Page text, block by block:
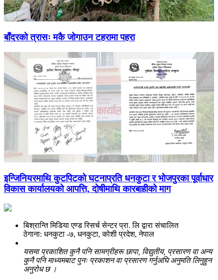
बाँदरको त्रासः मकै जोगाउन टहरामा पहरा
इन्जिनियरमाथि कुटपिटको घटनाप्रति धनकुटा र भोजपुरका पूर्वाधार
विकास कार्यालयको आपत्ति, दोषीमाथि कारबाहीको माग
बिश्रान्ति मिडिया एण्ड रिसर्च सेन्टर प्रा. लि द्वारा संचालित
ठेगाना: धनकुटा -७, धनकुटा, कोशी प्रदेश, नेपाल
यसमा प्रकाशित कुनै पनि सामग्रीहरू छापा, विद्युतीय, प्रसारण वा अन्य
कुनै पनि माध्यमबाट पुनः प्रकाशन वा प्रसारण गर्नुअघि अनुमति लिनुहुन
अनुरोध छ ।